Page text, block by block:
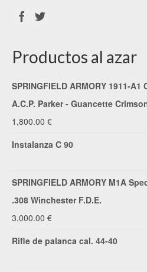
Productos al azar
SPRINGFIELD ARMORY 1911-A1
A.C.P. Parker - Guancette
1,800.00 €
Instalanza C 90
SPRINGFIELD ARMORY M1A
.308 Winchester F.D.E.
3,000.00 €
Rifle de palanca cal. 44-40